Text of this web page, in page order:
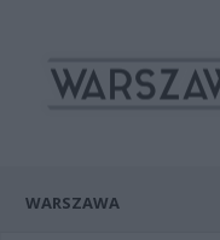
WARSZAWA